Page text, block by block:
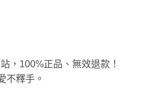
，100%正品、無效退款！
不釋手。